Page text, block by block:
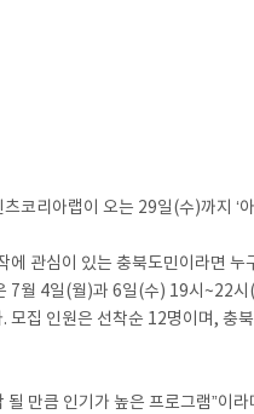
리아랩이 오는 29일(수)까지 ‘
관심이 있는 충북도민이라면
7월 4일(월)과 6일(수) 19시~22
모집 인원은 선착순 12명이며,
만큼 인기가 높은 프로그램”이